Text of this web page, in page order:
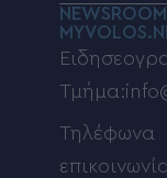
NEWSROOM
Τηλέφωνα